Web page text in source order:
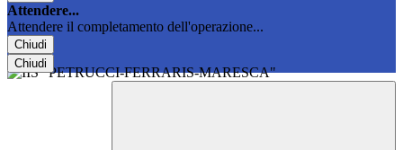
Attendere...
Attendere il completamento dell'operazione...
Chiudi
Chiudi